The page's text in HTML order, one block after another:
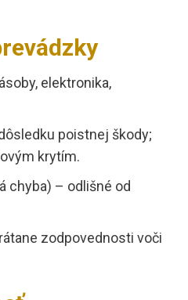
elektronika,
poistnej škody;
krytím.
chyba) – odlišné od
zodpovednosti voči